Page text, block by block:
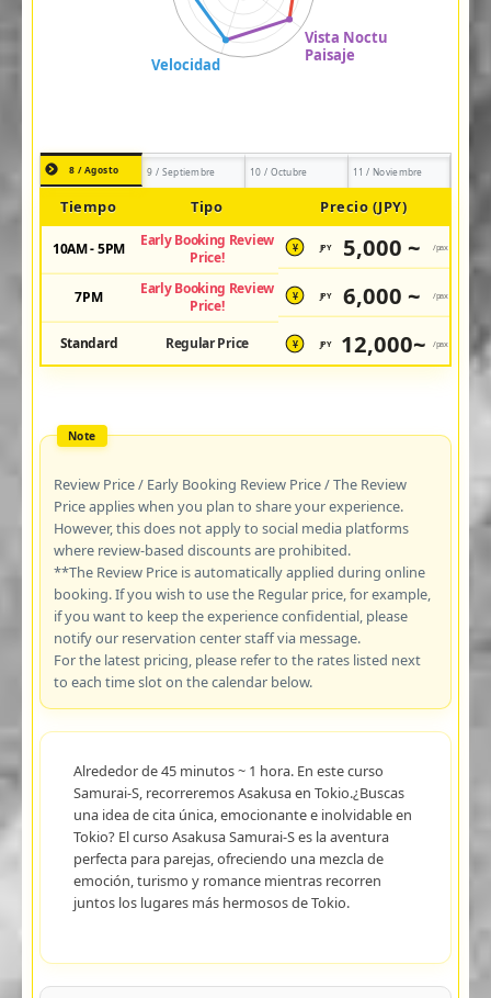
8 / Agosto 9 / Septiembre 10 / Octubre 11 / Noviembre
Tiempo Tipo Precio (JPY)
10AM - 5PM
Early Booking Review
Price!
¥ JPY 5,000 ~ /pax
7PM
Early Booking Review
Price!
¥ JPY 6,000 ~ /pax
Standard Regular Price ¥ JPY 12,000~ /pax
Review Price / Early Booking Review Price / The Review
Price applies when you plan to share your experience.
However, this does not apply to social media platforms
where review-based discounts are prohibited.
**The Review Price is automatically applied during online
booking. If you wish to use the Regular price, for example,
if you want to keep the experience confidential, please
notify our reservation center staff via message.
For the latest pricing, please refer to the rates listed next
to each time slot on the calendar below.
Alrededor de 45 minutos ~ 1 hora. En este curso
Samurai-S, recorreremos Asakusa en Tokio.¿Buscas
una idea de cita única, emocionante e inolvidable en
Tokio? El curso Asakusa Samurai-S es la aventura
perfecta para parejas, ofreciendo una mezcla de
emoción, turismo y romance mientras recorren
juntos los lugares más hermosos de Tokio.